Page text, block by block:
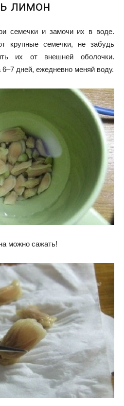
лимон
семечки и замочи их в воде.
крупные семечки, не забудь
их от внешней оболочки.
дней, ежедневно меняй воду.
можно сажать!